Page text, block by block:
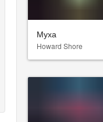
Муха
Howard Shore